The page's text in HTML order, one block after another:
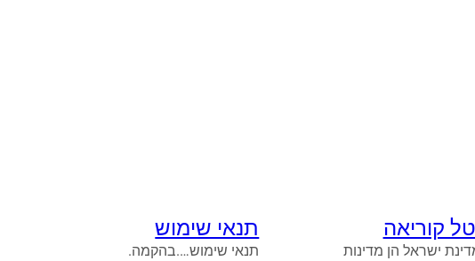
קוריאה
ישראל הן מדינות
תנאי שימוש
תנאי שימוש….בהקמה.